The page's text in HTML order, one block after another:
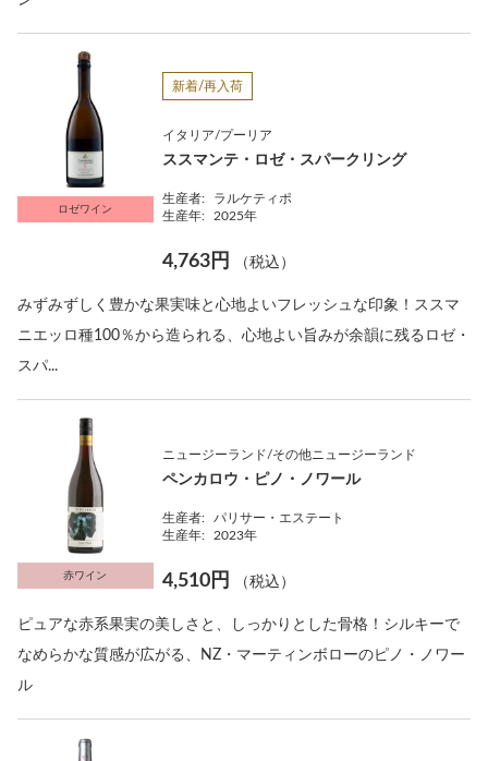
ロゼワイン
新着/再入荷
イタリア/プーリア
ススマンテ・ロゼ・スパークリング
生産者:
ラルケティポ
生産年:
2025年
4,763円 （税込）
みずみずしく豊かな果実味と心地よいフレッシュな印象！ススマ
ニエッロ種100％から造られる、心地よい旨みが余韻に残るロゼ・
スパ...
赤ワイン
ニュージーランド/その他ニュージーランド
ペンカロウ・ピノ・ノワール
生産者:
パリサー・エステート
生産年:
2023年
4,510円 （税込）
ピュアな赤系果実の美しさと、しっかりとした骨格！シルキーで
なめらかな質感が広がる、NZ・マーティンボローのピノ・ノワー
ル